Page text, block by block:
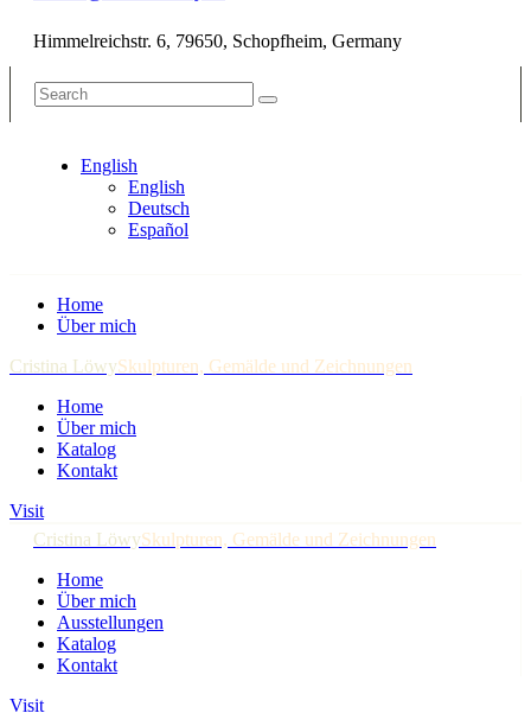
Himmelreichstr. 6, 79650, Schopfheim, Germany
English
English
Deutsch
Español
Home
Über mich
Cristina LöwySkulpturen, Gemälde und Zeichnungen
Home
Über mich
Katalog
Kontakt
Visit
Cristina LöwySkulpturen, Gemälde und Zeichnungen
Home
Über mich
Ausstellungen
Katalog
Kontakt
Visit